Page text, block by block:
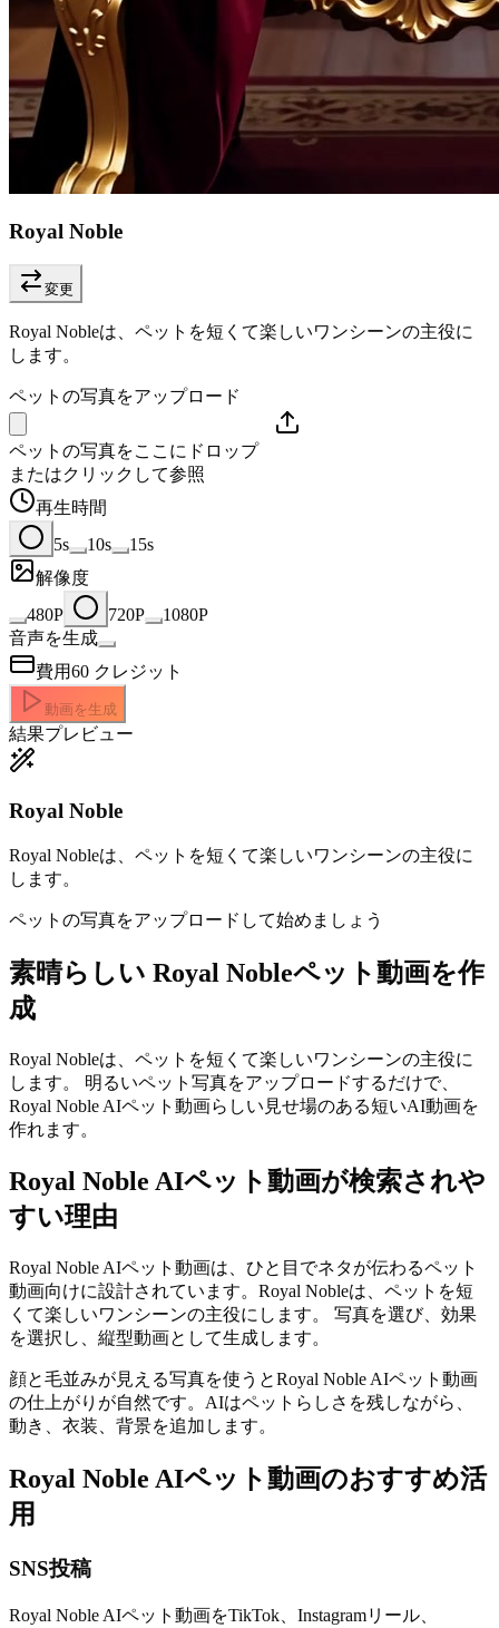
Royal Noble
変更
Royal Nobleは、ペットを短くて楽しいワンシーンの主役に
します。
ペットの写真をアップロード
ペットの写真をここにドロップ
またはクリックして参照
再生時間
5s
10s
15s
解像度
480P
720P
1080P
音声を生成
費用60 クレジット
動画を生成
結果プレビュー
Royal Noble
Royal Nobleは、ペットを短くて楽しいワンシーンの主役に
します。
ペットの写真をアップロードして始めましょう
素晴らしい Royal Nobleペット動画を作
成
Royal Nobleは、ペットを短くて楽しいワンシーンの主役に
します。 明るいペット写真をアップロードするだけで、
Royal Noble AIペット動画らしい見せ場のある短いAI動画を
作れます。
Royal Noble AIペット動画が検索されや
すい理由
Royal Noble AIペット動画は、ひと目でネタが伝わるペット
動画向けに設計されています。Royal Nobleは、ペットを短
くて楽しいワンシーンの主役にします。 写真を選び、効果
を選択し、縦型動画として生成します。
顔と毛並みが見える写真を使うとRoyal Noble AIペット動画
の仕上がりが自然です。AIはペットらしさを残しながら、
動き、衣装、背景を追加します。
Royal Noble AIペット動画のおすすめ活
用
SNS投稿
Royal Noble AIペット動画をTikTok、Instagramリール、